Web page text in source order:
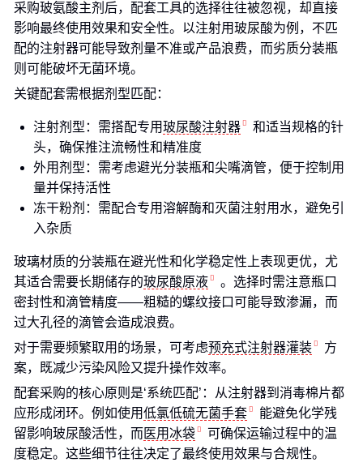
采购玻氨酸主剂后，配套工具的选择往往被忽视，却直接
影响最终使用效果和安全性。以注射用玻尿酸为例，不匹
配的注射器可能导致剂量不准或产品浪费，而劣质分装瓶
则可能破坏无菌环境。
关键配套需根据剂型匹配：
注射剂型：需搭配专用玻尿酸注射器
和适当规格的针
头，确保推注流畅性和精准度
外用剂型：需考虑避光分装瓶和尖嘴滴管，便于控制用
量并保持活性
冻干粉剂：需配合专用溶解酶和灭菌注射用水，避免引
入杂质
玻璃材质的分装瓶在避光性和化学稳定性上表现更优，尤
其适合需要长期储存的玻尿酸原液
。选择时需注意瓶口
密封性和滴管精度——粗糙的螺纹接口可能导致渗漏，而
过大孔径的滴管会造成浪费。
对于需要频繁取用的场景，可考虑预充式注射器灌装
方
案，既减少污染风险又提升操作效率。
配套采购的核心原则是‘系统匹配’：从注射器到消毒棉片都
应形成闭环。例如使用低氯低硫无菌手套
能避免化学残
留影响玻尿酸活性，而 医用冰袋
可确保运输过程中的温
度稳定。这些细节往往决定了最终使用效果与合规性。